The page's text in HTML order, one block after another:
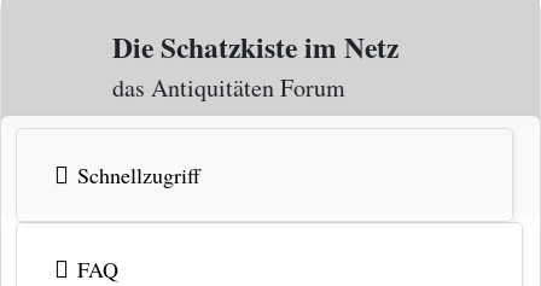
Zum Inhalt
Die Schatzkiste im Netz
das Antiquitäten Forum
Schnellzugriff
FAQ